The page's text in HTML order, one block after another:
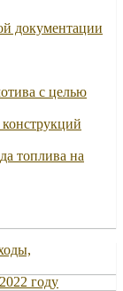
документации
с целью
топлива на